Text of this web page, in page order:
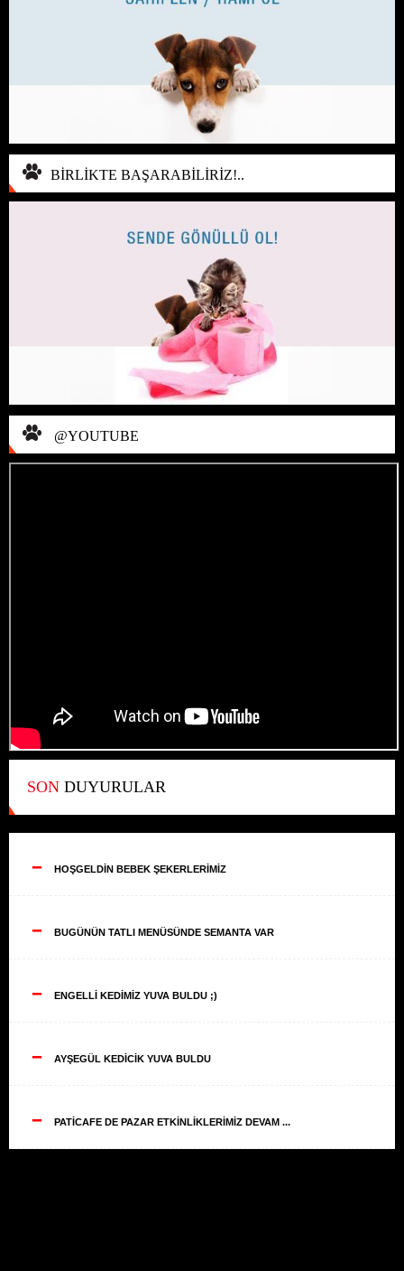
BİRLİKTE BAŞARABİLİRİZ!..
@YOUTUBE
SON DUYURULAR
-- HOŞGELDİN BEBEK ŞEKERLERİMİZ
-- BUGÜNÜN TATLI MENÜSÜNDE SEMANTA VAR
-- ENGELLİ KEDİMİZ YUVA BULDU ;)
-- AYŞEGÜL KEDİCİK YUVA BULDU
-- PATİCAFE DE PAZAR ETKİNLİKLERİMİZ DEVAM ...